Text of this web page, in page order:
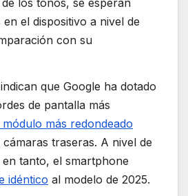
los tonos, se esperan
el dispositivo a nivel de
con su
que Google ha dotado
de pantalla más
módulo más redondeado
traseras. A nivel de
tanto, el smartphone
idéntico al modelo de 2025.